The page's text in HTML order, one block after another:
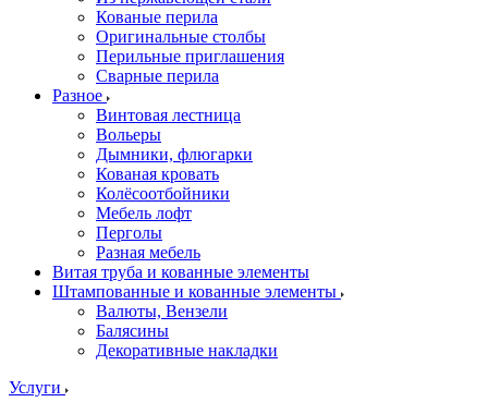
Кованые перила
Оригинальные столбы
Перильные приглашения
Сварные перила
Разное
Винтовая лестница
Вольеры
Дымники, флюгарки
Кованая кровать
Колёсоотбойники
Мебель лофт
Перголы
Разная мебель
Витая труба и кованные элементы
Штампованные и кованные элементы
Валюты, Вензели
Балясины
Декоративные накладки
Услуги